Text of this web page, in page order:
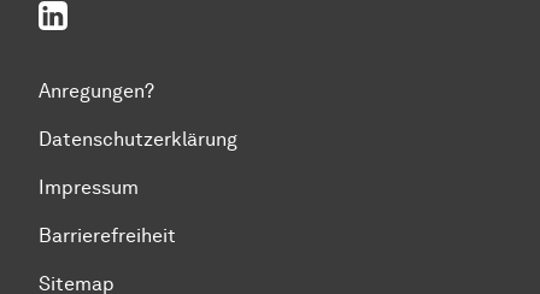
LinkedIn
Anregungen?
Datenschutzerklärung
Impressum
Barrierefreiheit
Sitemap